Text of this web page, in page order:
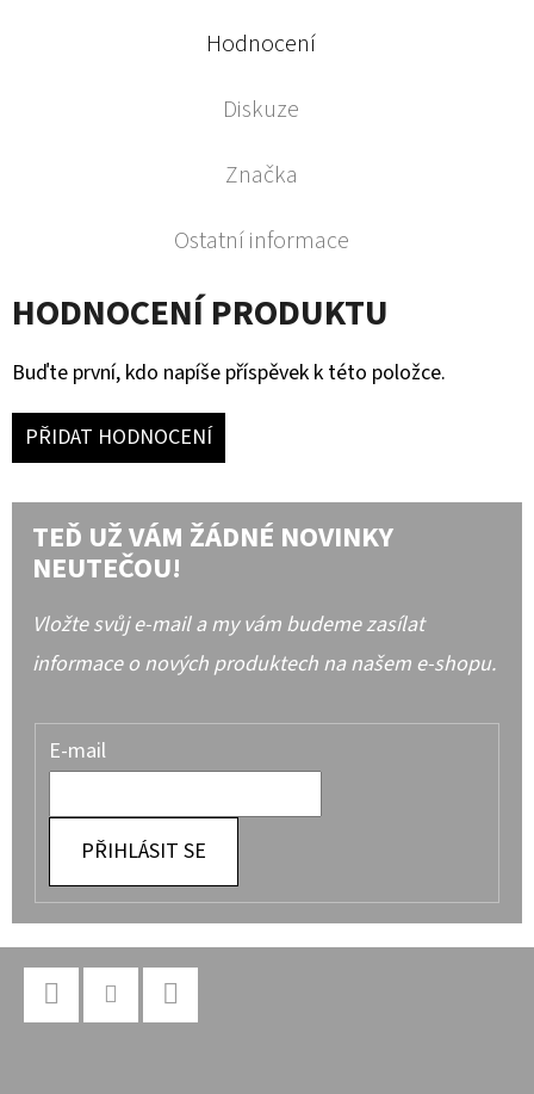
Hodnocení
Diskuze
Značka
Ostatní informace
HODNOCENÍ PRODUKTU
Buďte první, kdo napíše příspěvek k této položce.
PŘIDAT HODNOCENÍ
TEĎ UŽ VÁM ŽÁDNÉ NOVINKY
NEUTEČOU!
Vložte svůj e-mail a my vám budeme zasílat
informace o nových produktech na našem e-shopu.
E-mail
PŘIHLÁSIT SE